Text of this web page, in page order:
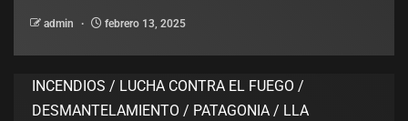
admin febrero 13, 2025
INCENDIOS / LUCHA CONTRA EL FUEGO /
DESMANTELAMIENTO / PATAGONIA / LLA